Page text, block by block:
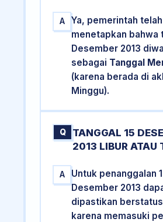
A
Ya, pemerintah telah
menetapkan bahwa
Desember 2013
sebagai Tanggal
(karena berada di
Minggu).
Q
TANGGAL 15
2013 LIBUR ATAU
A
Untuk penanggalan
Desember 2013
dipastikan berstatus
karena memasuki